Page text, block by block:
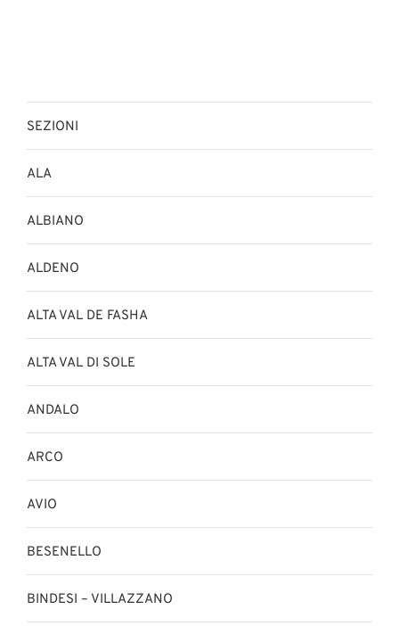
SEZIONI
ALA
ALBIANO
ALDENO
ALTA VAL DE FASHA
ALTA VAL DI SOLE
ANDALO
ARCO
AVIO
BESENELLO
BINDESI – VILLAZZANO